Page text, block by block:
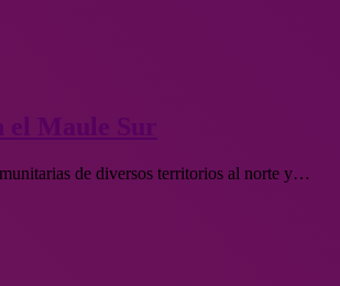
Maule Sur
de diversos territorios al norte y…